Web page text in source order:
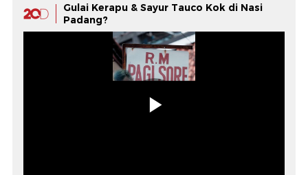
Gulai Kerapu & Sayur Tauco Kok di Nasi
Padang?